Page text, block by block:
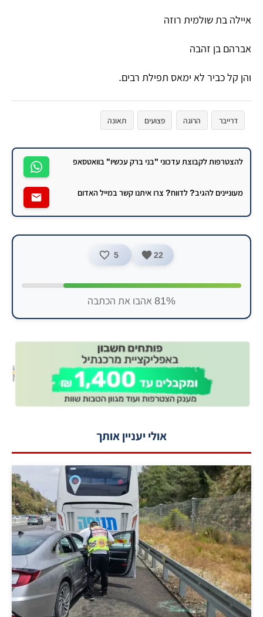
​איילה בת שולמית רוזה
​אברהם בן זהבה
​והן קל כביר לא ימאס תפילת רבים.
דרייבר הרוגה פצועים תאונה
להצטרפות לקבוצת עדכוני "בני ברק עכשיו" בוואטסאפ
מעוניינים להגיב? לדווח? צרו איתנו קשר במייל האדום
22
5
81% אהבו את הכתבה
אולי יעניין אותך